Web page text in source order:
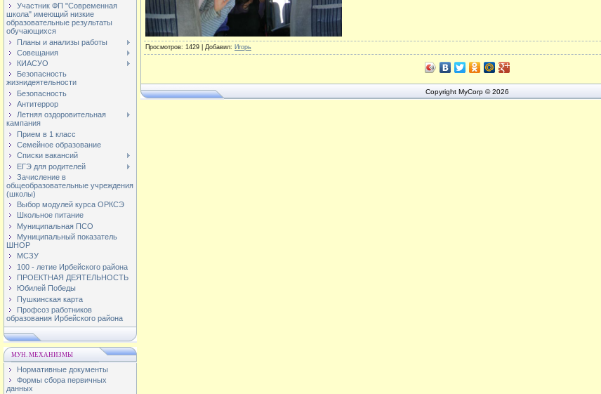
Участник ФП "Современная
школа" имеющий низкие
образовательные результаты
обучающихся
Планы и анализы работы
Совещания
КИАСУО
Безопасность
жизнидеятельности
Безопасность
Антитеррор
Летняя оздоровительная
кампания
Прием в 1 класс
Семейное образование
Списки вакансий
ЕГЭ для родителей
Зачисление в
общеобразовательные учреждения
(школы)
Выбор модулей курса ОРКСЭ
Школьное питание
Муниципальная ПСО
Муниципальный показатель
ШНОР
МСЗУ
100 - летие Ирбейского района
ПРОЕКТНАЯ ДЕЯТЕЛЬНОСТЬ
Юбилей Победы
Пушкинская карта
Профсоз работников
образования Ирбейского района
МУН. МЕХАНИЗМЫ
Нормативные документы
Формы сбора первичных
данных
Просмотров: 1429 | Добавил: Игорь
Copyright MyCorp © 2026